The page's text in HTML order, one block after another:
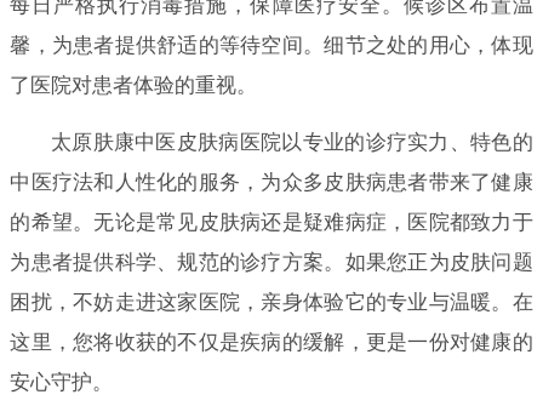
每日严格执行消毒措施，保障医疗安全。候诊区布置温
馨，为患者提供舒适的等待空间。细节之处的用心，体现
了医院对患者体验的重视。
太原肤康中医皮肤病医院以专业的诊疗实力、特色的
中医疗法和人性化的服务，为众多皮肤病患者带来了健康
的希望。无论是常见皮肤病还是疑难病症，医院都致力于
为患者提供科学、规范的诊疗方案。如果您正为皮肤问题
困扰，不妨走进这家医院，亲身体验它的专业与温暖。在
这里，您将收获的不仅是疾病的缓解，更是一份对健康的
安心守护。